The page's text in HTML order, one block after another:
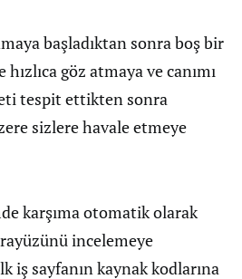
başladıktan sonra boş bir
göz atmaya ve canımı
tespit ettikten sonra
sizlere havale etmeye
karşıma otomatik olarak
incelemeye
iş sayfanın kaynak kodlarına